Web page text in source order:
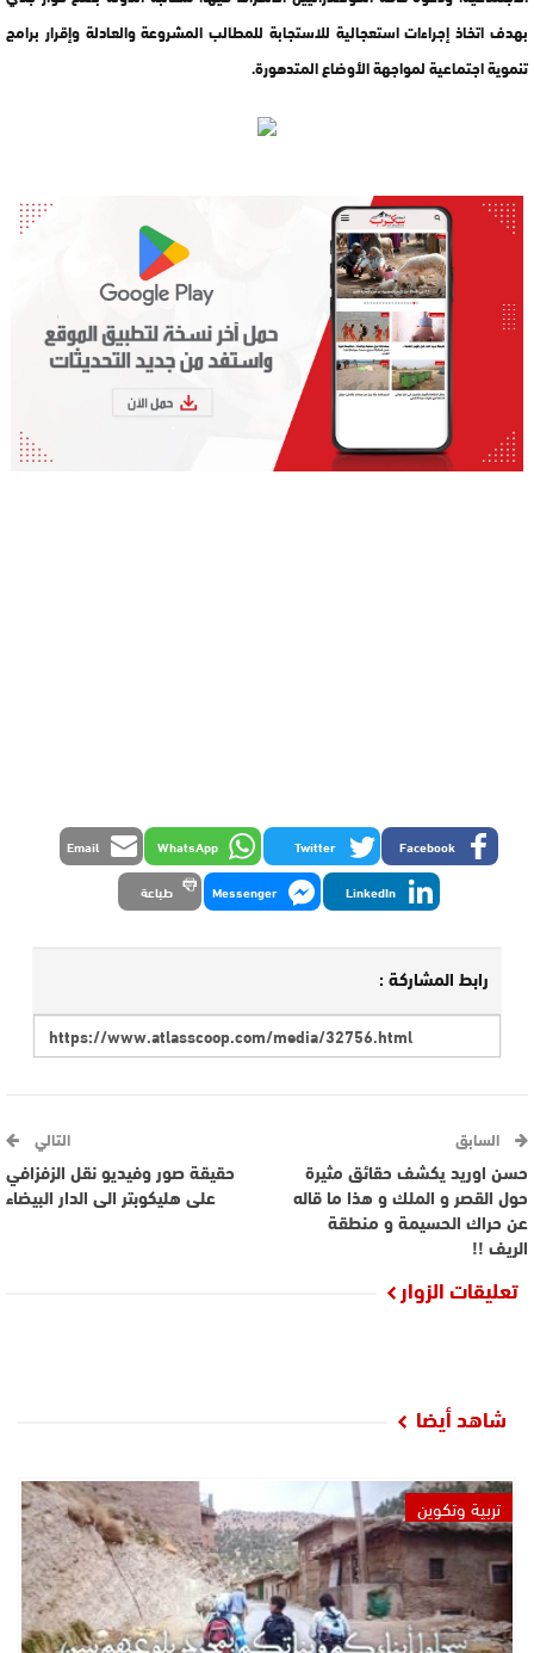
بهدف اتخاذ إجراءات استعجالية للاستجابة للمطالب المشروعة والعادلة وإقرار برامج
تنموية اجتماعية لمواجهة الأوضاع المتدهورة.
Facebook
Twitter
WhatsApp
Email
LinkedIn
Messenger طباعة
رابط المشاركة :
السابق
حسن اوريد يكشف حقائق مثيرة
حول القصر و الملك و هذا ما قاله
عن حراك الحسيمة و منطقة
الريف !!
التالي
حقيقة صور وفيديو نقل الزفزافي
على هليكوبتر الى الدار البيضاء
تعليقات الزوار
شاهد أيضا
تربية وتكوين